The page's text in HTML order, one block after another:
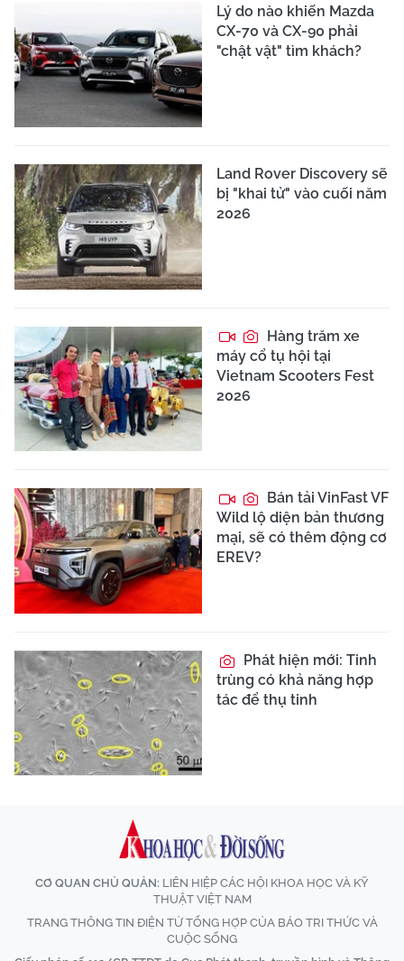
Lý do nào khiến Mazda
CX-70 và CX-90 phải
"chật vật" tìm khách?
Land Rover Discovery sẽ
bị "khai tử" vào cuối năm
2026
Hàng trăm xe
máy cổ tụ hội tại
Vietnam Scooters Fest
2026
Bán tải VinFast VF
Wild lộ diện bản thương
mại, sẽ có thêm động cơ
EREV?
Phát hiện mới: Tinh
trùng có khả năng hợp
tác để thụ tinh
CƠ QUAN CHỦ QUẢN: LIÊN HIỆP CÁC HỘI KHOA HỌC VÀ KỸ
THUẬT VIỆT NAM
TRANG THÔNG TIN ĐIỆN TỬ TỔNG HỢP CỦA BÁO TRI THỨC VÀ
CUỘC SỐNG